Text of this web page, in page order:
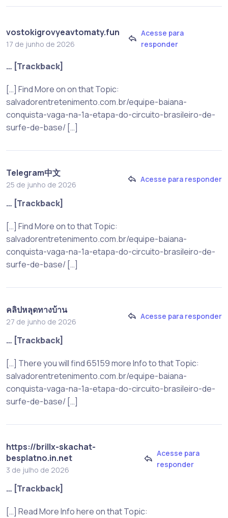
vostokigrovyeavtomaty.fun
17 de junho de 2026
Acesse para
responder
… [Trackback]
[…] Find More on on that Topic:
salvadorentretenimento.com.br/equipe-baiana-
conquista-vaga-na-1a-etapa-do-circuito-brasileiro-de-
surfe-de-base/ […]
Telegram中文
25 de junho de 2026
Acesse para responder
… [Trackback]
[…] Find More on to that Topic:
salvadorentretenimento.com.br/equipe-baiana-
conquista-vaga-na-1a-etapa-do-circuito-brasileiro-de-
surfe-de-base/ […]
คลิปหลุดทางบ้าน
27 de junho de 2026
Acesse para responder
… [Trackback]
[…] There you will find 65159 more Info to that Topic:
salvadorentretenimento.com.br/equipe-baiana-
conquista-vaga-na-1a-etapa-do-circuito-brasileiro-de-
surfe-de-base/ […]
https://brillx-skachat-
besplatno.in.net
3 de julho de 2026
Acesse para
responder
… [Trackback]
[…] Read More Info here on that Topic: